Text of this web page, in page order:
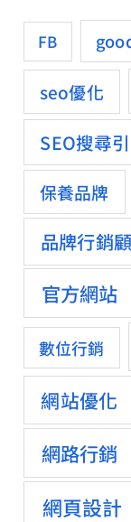
FB
seo優化
SEO搜尋
保養品牌
品牌行銷
官方網站
數位行銷
網站優化
網路行銷
網頁設計